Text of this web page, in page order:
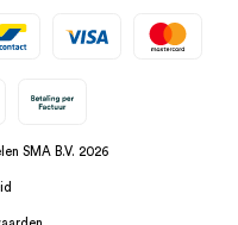
SMA B.V. 2026